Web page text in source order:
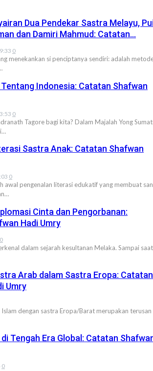
Dua Pendekar Sastra Melayu,
dan Damiri Mahmud: Catatan…
0
menekankan si penciptanya sendiri: adalah
Indonesia: Catatan Shafwan
0
Tagore bagi kita? Dalam Majalah Yong
Sastra Anak: Catatan Shafwan
0
awal pengenalan literasi edukatif yang membuat
Cinta dan Pengorbanan:
Hadi Umry
0
dalam sejarah kesultanan Melaka. Sampai
Arab dalam Sastra Eropa: Catatan
Umry
dengan sastra Eropa/Barat merupakan terusan
Tengah Era Global: Catatan
0